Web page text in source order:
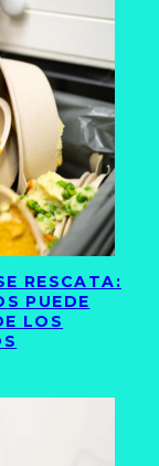
RESCATA:
PUEDE
LOS